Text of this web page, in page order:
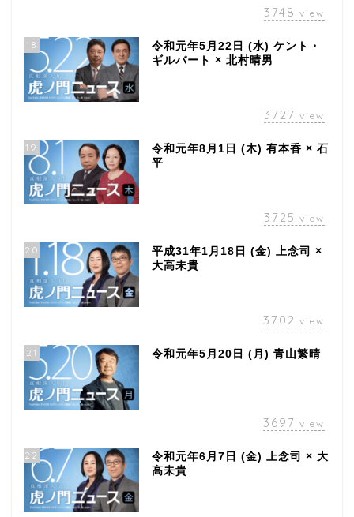
3748 view
18
令和元年5月22日 (水) ケント・
ギルバート × 北村晴男
3727 view
19
令和元年8月1日 (木) 有本香 × 石
平
3725 view
20
平成31年1月18日 (金) 上念司 ×
大高未貴
3702 view
21 令和元年5月20日 (月) 青山繁晴
3697 view
22
令和元年6月7日 (金) 上念司 × 大
高未貴